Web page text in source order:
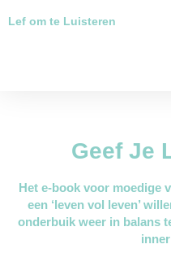
naarLef om te Luisteren
Geef Je
Het e-book voor moedige
een ‘leven vol leven’
onderbuik weer in balans